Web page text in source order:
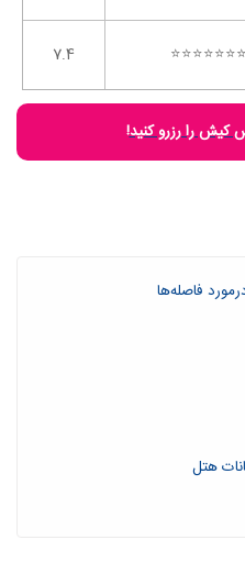
⭐️⭐️⭐️⭐️⭐️⭐️⭐️
7.4
کیش را رزرو کنید!
فاصله‌ها
هتل